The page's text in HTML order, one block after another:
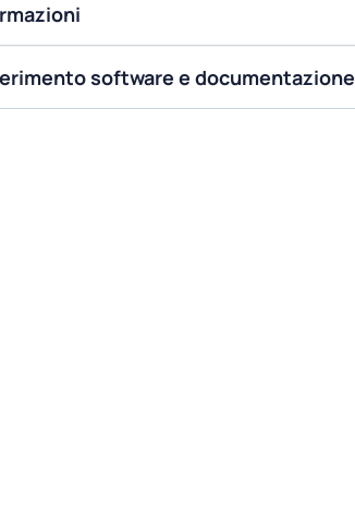
software e documentazione